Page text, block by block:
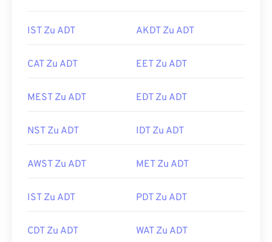
IST Zu ADT AKDT Zu ADT
CAT Zu ADT EET Zu ADT
MEST Zu ADT EDT Zu ADT
NST Zu ADT IDT Zu ADT
AWST Zu ADT MET Zu ADT
IST Zu ADT PDT Zu ADT
CDT Zu ADT WAT Zu ADT